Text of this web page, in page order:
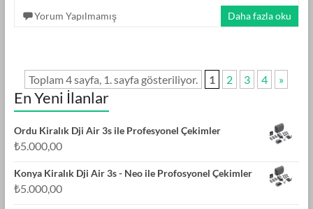
Yorum Yapılmamış
Daha fazla oku
Toplam 4 sayfa, 1. sayfa gösteriliyor. 1 2 3 4 »
En Yeni İlanlar
Ordu Kiralık Dji Air 3s ile Profesyonel Çekimler
₺5.000,00
Konya Kiralık Dji Air 3s - Neo ile Profosyonel Çekimler
₺5.000,00